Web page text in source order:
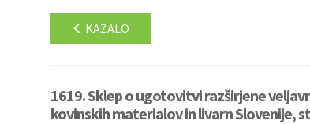
KAZALO
1619. Sklep o ugotovitvi razširjene
kovinskih materialov in livarn Slovenije,